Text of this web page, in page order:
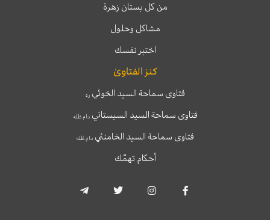
من كل بستان زهرة
مشاكل وحلول
اختبر نفسك
كنز الفتاوىٰ
فتاوى سماحة السيد الخوئيره
فتاوى سماحة السيد السيستانيدام ظله
فتاوى سماحة السيد الخامنئي دام ظله
أحكام تهمّك
a
c
s
i
l